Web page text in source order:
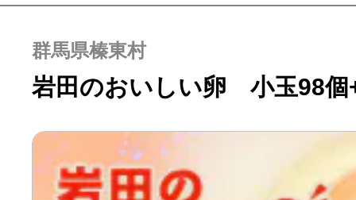
群馬県榛東村
岩田のおいしい卵 小玉98個